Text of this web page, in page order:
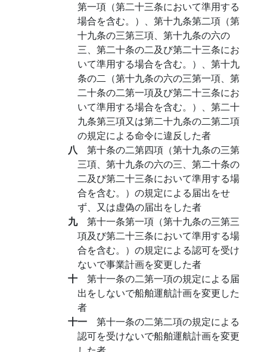
第一項（第二十三条において準用する
場合を含む。）、第十九条第二項（第
十九条の三第三項、第十九条の六の
三、第二十条の二及び第二十三条にお
いて準用する場合を含む。）、第十九
条の二（第十九条の六の三第一項、第
二十条の二第一項及び第二十三条にお
いて準用する場合を含む。）、第二十
九条第三項又は第二十九条の二第二項
の規定による命令に違反した者
八 第十条の二第四項（第十九条の三第
三項、第十九条の六の三、第二十条の
二及び第二十三条において準用する場
合を含む。）の規定による届出をせ
ず、又は虚偽の届出をした者
九 第十一条第一項（第十九条の三第三
項及び第二十三条において準用する場
合を含む。）の規定による認可を受け
ないで事業計画を変更した者
十 第十一条の二第一項の規定による届
出をしないで船舶運航計画を変更した
者
十一 第十一条の二第二項の規定による
認可を受けないで船舶運航計画を変更